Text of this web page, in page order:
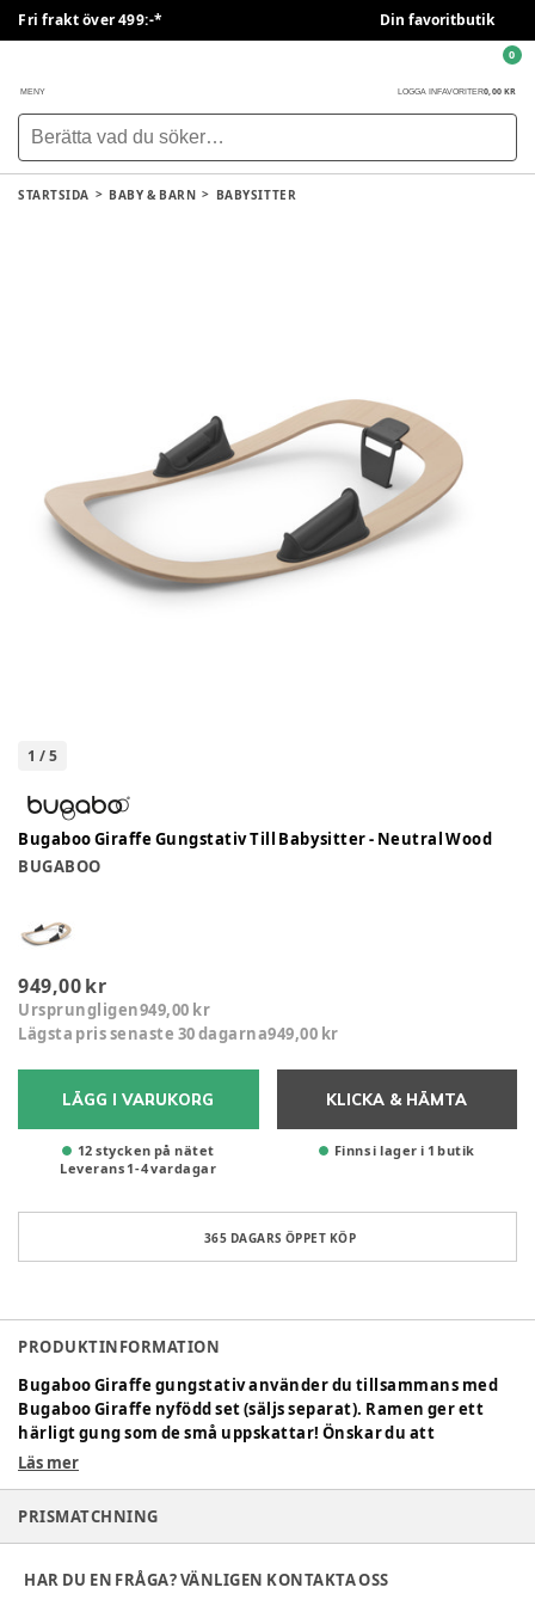
Fri frakt över 499:-* Din favoritbutik
MENY LOGGA IN FAVORITER0,00 KR
0
STARTSIDA BABY & BARN BABYSITTER
1 /5
Bugaboo Giraffe Gungstativ Till Babysitter - Neutral Wood
BUGABOO
949,00 kr
Ursprungligen949,00 kr
Lägsta pris senaste 30 dagarna949,00 kr
LÄGG I VARUKORG
12 stycken på nätet
Leverans 1-4vardagar
KLICKA & HÄMTA
Finns i lager i 1 butik
365 DAGARS ÖPPET KÖP
PRODUKTINFORMATION
Bugaboo Giraffe gungstativ använder du tillsammans med
Bugaboo Giraffe nyfödd set (säljs separat). Ramen ger ett
härligt gung som de små uppskattar! Önskar du att
babysittern står stilla går den enkelt att låsa.
Specifikationer:
Gungstativets vikt: 0,9 kg
Läs mer
PRISMATCHNING
HAR DU EN FRÅGA? VÄNLIGEN KONTAKTA OSS